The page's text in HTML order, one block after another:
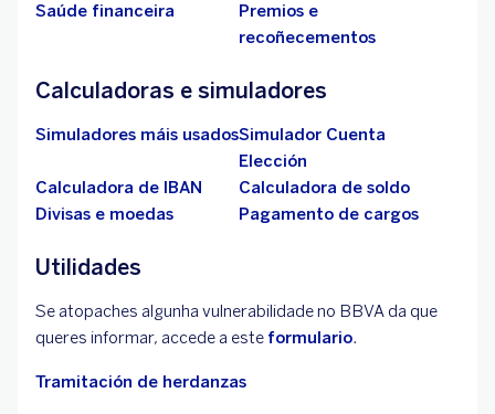
Saúde financeira
Premios e
recoñecementos
Calculadoras e simuladores
Simuladores máis usadosSimulador Cuenta
Elección
Calculadora de IBAN
Calculadora de soldo
Divisas e moedas
Pagamento de cargos
Utilidades
Se atopaches algunha vulnerabilidade no BBVA da que
queres informar, accede a este formulario.
Tramitación de herdanzas